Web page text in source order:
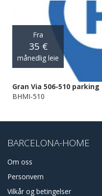
Fra
35 €
månedlig leie
Gran Via 506-510 parking
BHMI-510
BARCELONA-HOME
Om oss
Personvern
Vilkår og betingelser